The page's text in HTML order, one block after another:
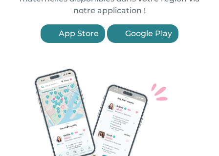
notre application !
App Store Google Play